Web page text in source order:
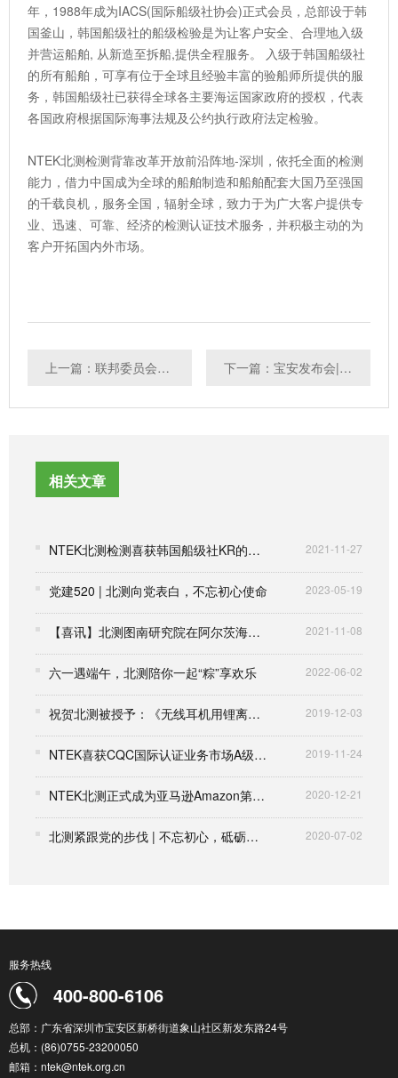
年，1988年成为IACS(国际船级社协会)正式会员，总部设于韩
国釜山，韩国船级社的船级检验是为让客户安全、合理地入级
并营运船舶, 从新造至拆船,提供全程服务。 入级于韩国船级社
的所有船舶，可享有位于全球且经验丰富的验船师所提供的服
务，韩国船级社已获得全球各主要海运国家政府的授权，代表
各国政府根据国际海事法规及公约执行政府法定检验。
NTEK北测检测背靠改革开放前沿阵地-深圳，依托全面的检测
能力，借力中国成为全球的船舶制造和船舶配套大国乃至强国
的千载良机，服务全国，辐射全球，致力于为广大客户提供专
业、迅速、可靠、经济的检测认证技术服务，并积极主动的为
客户开拓国内外市场。
上一篇：联邦委员会FCC机构不再批准任何对国家安全构成不可接受的风险的设备授权申请 下一篇：宝安发布会|北测助力‘宝安智造’
相关文章
NTEK北测检测喜获韩国船级社KR的战略合作协议 2021-11-27
党建520 | 北测向党表白，不忘初心使命 2023-05-19
【喜讯】北测图南研究院在阿尔茨海默症诊治领域取得新的进展 2021-11-08
六一遇端午，北测陪你一起“粽”享欢乐 2022-06-02
祝贺北测被授予：《无线耳机用锂离子电池通用技术要求》团体标准起草单位 2019-12-03
NTEK喜获CQC国际认证业务市场A级代理授权 2019-11-24
NTEK北测正式成为亚马逊Amazon第三方卖家服务商 2020-12-21
北测紧跟党的步伐 | 不忘初心，砥砺前行！ 2020-07-02
服务热线
400-800-6106
总部：广东省深圳市宝安区新桥街道象山社区新发东路24号
总机：(86)0755-23200050
邮箱：ntek@ntek.org.cn